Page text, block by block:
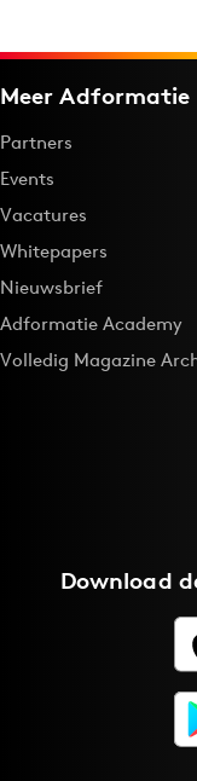
Meer Adformatie
Partners
Events
Vacatures
Whitepapers
Nieuwsbrief
Adformatie Academy
Volledig Magazine
Download